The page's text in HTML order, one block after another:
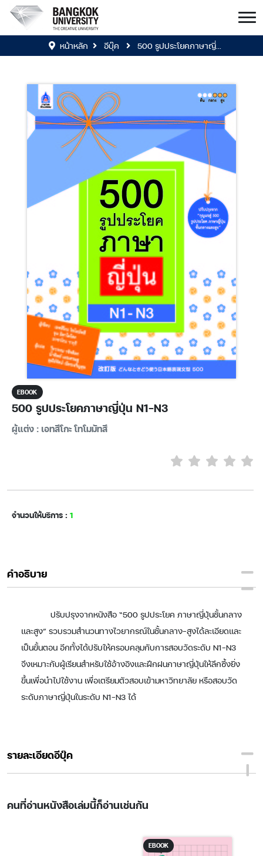
หน้าหลัก อีบุ๊ค 500 รูปประโยคภาษาญี่...
EBOOK
500 รูปประโยคภาษาญี่ปุ่น N1-N3
ผู้แต่ง : เอทสึโกะ โทโมมัทสึ
จำนวนให้บริการ : 1
คำอธิบาย
ปรับปรุงจากหนังสือ “500 รูปประโยค ภาษาญี่ปุ่นชั้นกลาง
และสูง” รวบรวมสำนวนทางไวยากรณ์ในชั้นกลาง-สูงได้ละเอียดและ
เป็นขั้นตอน อีกทั้งได้ปรับให้ครอบคลุมกับการสอบวัดระดับ N1-N3
จึงเหมาะกับผู้เรียนสำหรับใช้อ้างอิงและฝึกฝนภาษาญี่ปุ่นให้ลึกซึ้งยิ่ง
ขึ้นเพื่อนำไปใช้งาน เพื่อเตรียมตัวสอบเข้ามหาวิทยาลัย หรือสอบวัด
ระดับภาษาญี่ปุ่นในระดับ N1-N3 ได้
รายละเอียดอีบุ๊ค
คนที่อ่านหนังสือเล่มนี้ก็อ่านเช่นกัน
EBOOK